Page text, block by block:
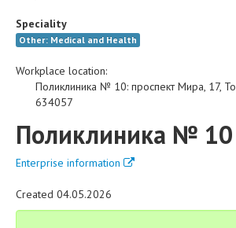
Speciality
Other: Medical and Health
Workplace location:
Поликлиника № 10: проспект Мира, 17,
634057
Поликлиника № 10
Enterprise information
Created 04.05.2026